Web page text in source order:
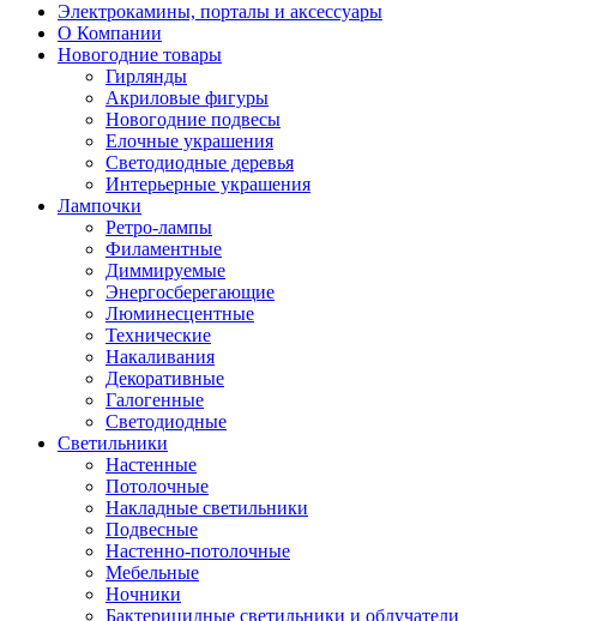
Электрокамины, порталы и аксессуары
О Компании
Новогодние товары
Гирлянды
Акриловые фигуры
Новогодние подвесы
Елочные украшения
Светодиодные деревья
Интерьерные украшения
Лампочки
Ретро-лампы
Филаментные
Диммируемые
Энергосберегающие
Люминесцентные
Технические
Накаливания
Декоративные
Галогенные
Светодиодные
Светильники
Настенные
Потолочные
Накладные светильники
Подвесные
Настенно-потолочные
Мебельные
Ночники
Бактерицидные светильники и облучатели